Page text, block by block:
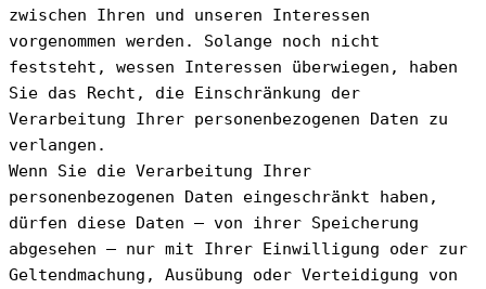
zwischen Ihren und unseren Interessen
vorgenommen werden. Solange noch nicht
feststeht, wessen Interessen überwiegen, haben
Sie das Recht, die Einschränkung der
Verarbeitung Ihrer personenbezogenen Daten zu
verlangen.
Wenn Sie die Verarbeitung Ihrer
personenbezogenen Daten eingeschränkt haben,
dürfen diese Daten – von ihrer Speicherung
abgesehen – nur mit Ihrer Einwilligung oder zur
Geltendmachung, Ausübung oder Verteidigung von